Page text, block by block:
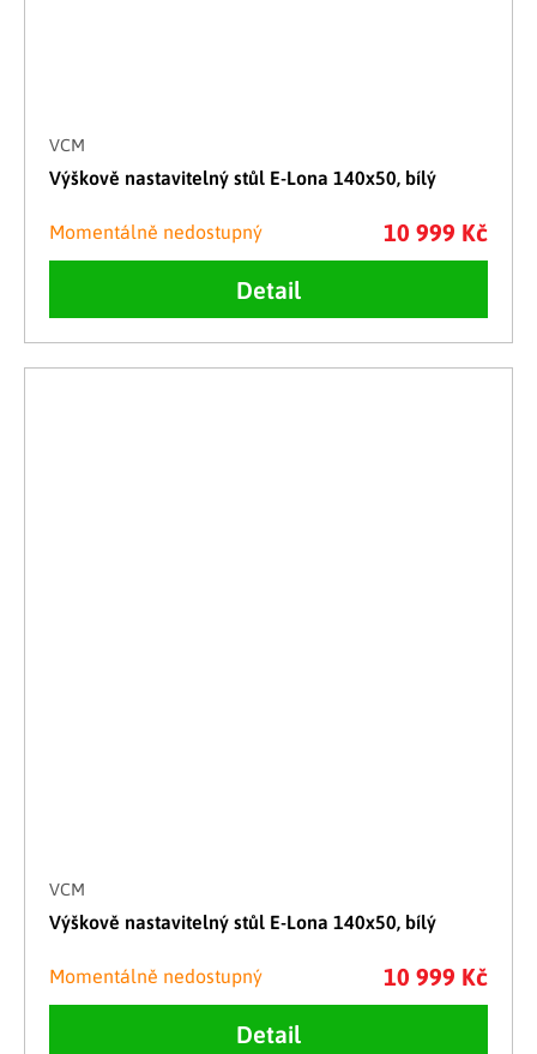
VCM
Výškově nastavitelný stůl E-Lona 140x50, bílý
Momentálně nedostupný 10 999 Kč
Detail
VCM
Výškově nastavitelný stůl E-Lona 140x50, bílý
Momentálně nedostupný 10 999 Kč
Detail